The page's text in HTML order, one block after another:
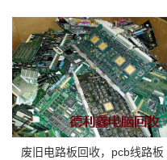
废旧电路板回收，pcb线路板